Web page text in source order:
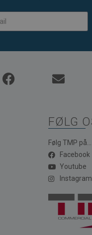
FØLG
Følg TMP på...
Facebook
Youtube
Instagram